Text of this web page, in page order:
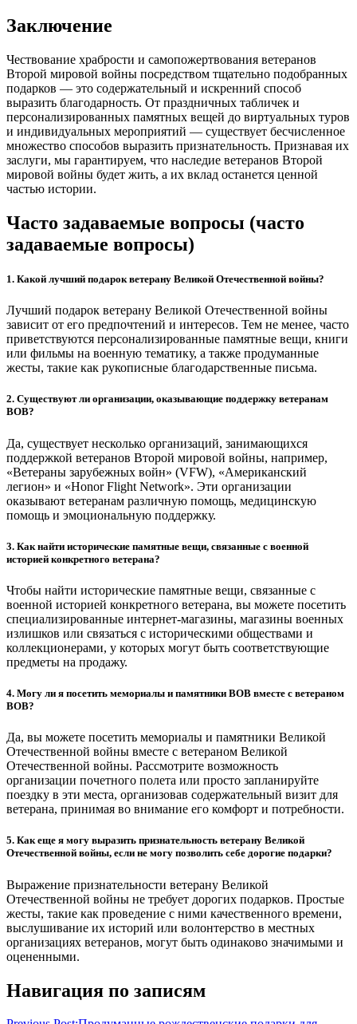
Заключение
Чествование храбрости и самопожертвования ветеранов
Второй мировой войны посредством тщательно подобранных
подарков — это содержательный и искренний способ
выразить благодарность. От праздничных табличек и
персонализированных памятных вещей до виртуальных туров
и индивидуальных мероприятий — существует бесчисленное
множество способов выразить признательность. Признавая их
заслуги, мы гарантируем, что наследие ветеранов Второй
мировой войны будет жить, а их вклад останется ценной
частью истории.
Часто задаваемые вопросы (часто
задаваемые вопросы)
1. Какой лучший подарок ветерану Великой Отечественной войны?
Лучший подарок ветерану Великой Отечественной войны
зависит от его предпочтений и интересов. Тем не менее, часто
приветствуются персонализированные памятные вещи, книги
или фильмы на военную тематику, а также продуманные
жесты, такие как рукописные благодарственные письма.
2. Существуют ли организации, оказывающие поддержку ветеранам
ВОВ?
Да, существует несколько организаций, занимающихся
поддержкой ветеранов Второй мировой войны, например,
«Ветераны зарубежных войн» (VFW), «Американский
легион» и «Honor Flight Network». Эти организации
оказывают ветеранам различную помощь, медицинскую
помощь и эмоциональную поддержку.
3. Как найти исторические памятные вещи, связанные с военной
историей конкретного ветерана?
Чтобы найти исторические памятные вещи, связанные с
военной историей конкретного ветерана, вы можете посетить
специализированные интернет-магазины, магазины военных
излишков или связаться с историческими обществами и
коллекционерами, у которых могут быть соответствующие
предметы на продажу.
4. Могу ли я посетить мемориалы и памятники ВОВ вместе с ветераном
ВОВ?
Да, вы можете посетить мемориалы и памятники Великой
Отечественной войны вместе с ветераном Великой
Отечественной войны. Рассмотрите возможность
организации почетного полета или просто запланируйте
поездку в эти места, организовав содержательный визит для
ветерана, принимая во внимание его комфорт и потребности.
5. Как еще я могу выразить признательность ветерану Великой
Отечественной войны, если не могу позволить себе дорогие подарки?
Выражение признательности ветерану Великой
Отечественной войны не требует дорогих подарков. Простые
жесты, такие как проведение с ними качественного времени,
выслушивание их историй или волонтерство в местных
организациях ветеранов, могут быть одинаково значимыми и
оцененными.
Навигация по записям